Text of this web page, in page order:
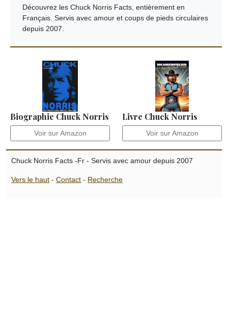
Découvrez les Chuck Norris Facts, entièrement en
Français. Servis avec amour et coups de pieds circulaires
depuis 2007.
Biographie Chuck Norris
Voir sur Amazon
Livre Chuck Norris
Voir sur Amazon
Chuck Norris Facts -Fr - Servis avec amour depuis 2007
Vers le haut - Contact - Recherche